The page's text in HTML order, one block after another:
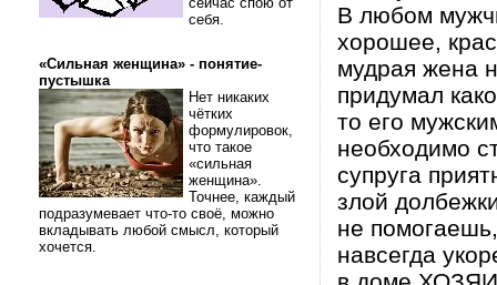
себя.
«Сильная женщина» - понятие-
пустышка
Нет никаких
чётких
формулировок,
что такое
«сильная
женщина».
Точнее, каждый
подразумевает что-то своё, можно
вкладывать любой смысл, который
хочется.
В любом
хорошее,
мудрая жена
придумал
то его
необходимо
супруга
злой
не
навсегда